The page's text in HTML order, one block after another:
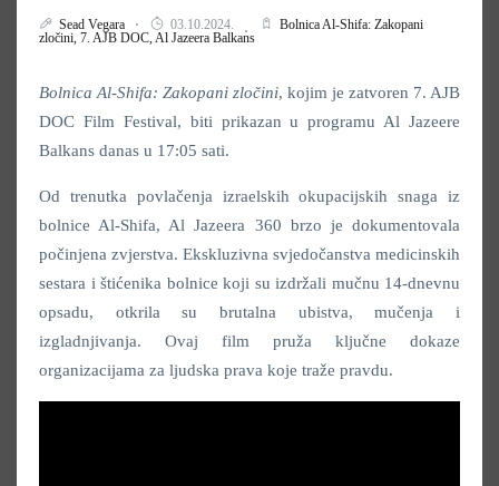
Sead Vegara 03.10.2024.
Bolnica Al-Shifa: Zakopani
zločini, 7. AJB DOC, Al Jazeera Balkans
Bolnica Al-Shifa: Zakopani zločini, kojim je zatvoren 7. AJB
DOC Film Festival, biti prikazan u programu Al Jazeere
Balkans danas u 17:05 sati.
Od trenutka povlačenja izraelskih okupacijskih snaga iz
bolnice Al-Shifa, Al Jazeera 360 brzo je dokumentovala
počinjena zvjerstva. Ekskluzivna svjedočanstva medicinskih
sestara i štićenika bolnice koji su izdržali mučnu 14-dnevnu
opsadu, otkrila su brutalna ubistva, mučenja i
izgladnjivanja. Ovaj film pruža ključne dokaze
organizacijama za ljudska prava koje traže pravdu.